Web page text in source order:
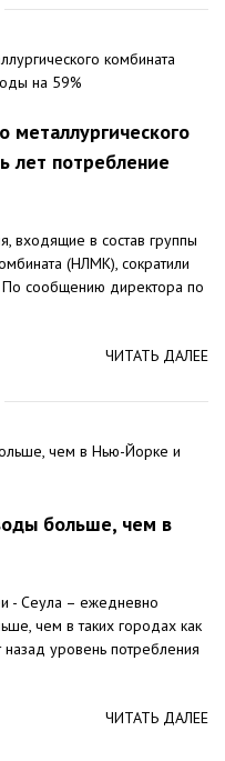
металлургического
лет потребление
входящие в состав группы
(НЛМК), сократили
сообщению директора по
ЧИТАТЬ ДАЛЕЕ
больше, чем в
- Сеула – ежедневно
чем в таких городах как
уровень потребления
ЧИТАТЬ ДАЛЕЕ